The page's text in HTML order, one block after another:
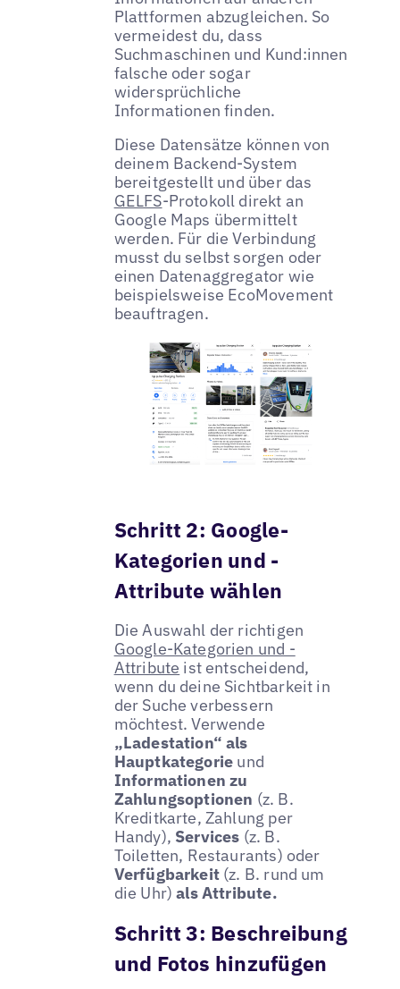
Plattformen abzugleichen. So
vermeidest du, dass
Suchmaschinen und Kund:innen
falsche oder sogar
widersprüchliche
Informationen finden.
Diese Datensätze können von
deinem Backend-System
bereitgestellt und über das
GELFS-Protokoll direkt an
Google Maps übermittelt
werden. Für die Verbindung
musst du selbst sorgen oder
einen Datenaggregator wie
beispielsweise EcoMovement
beauftragen.
Schritt 2: Google-
Kategorien und -
Attribute wählen
Die Auswahl der richtigen
Google-Kategorien und -
Attribute ist entscheidend,
wenn du deine Sichtbarkeit in
der Suche verbessern
möchtest. Verwende
„Ladestation“ als
Hauptkategorie und
Informationen zu
Zahlungsoptionen (z. B.
Kreditkarte, Zahlung per
Handy), Services (z. B.
Toiletten, Restaurants) oder
Verfügbarkeit(z. B. rund um
die Uhr)als Attribute.
Schritt 3: Beschreibung
und Fotos hinzufügen